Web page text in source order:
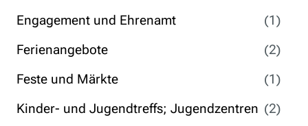
Engagement und Ehrenamt
(1)
Ferienangebote
(2)
Feste und Märkte
(1)
Kinder- und Jugendtreffs; Jugendzentren (2)